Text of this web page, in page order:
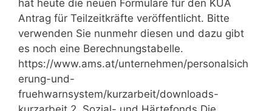
hat heute die neuen Formulare für den KUA
Antrag für Teilzeitkräfte veröffentlicht. Bitte
verwenden Sie nunmehr diesen und dazu gibt
es noch eine Berechnungstabelle.
https://www.ams.at/unternehmen/personalsich
erung-und-
fruehwarnsystem/kurzarbeit/downloads-